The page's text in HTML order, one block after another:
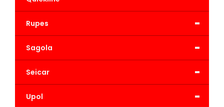
-
Rupes
-
Sagola
-
Seicar
-
Upol